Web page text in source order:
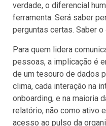
verdade, o diferencial
ferramenta. Será saber
perguntas certas. Saber o
Para quem lidera
pessoas, a implicação é
de um tesouro de dados
clima, cada interação na
onboarding, e na maioria
relatório, não como ativo
acesso ao pulso da